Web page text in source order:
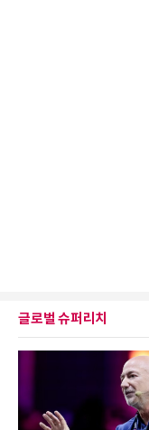
글로벌 슈퍼리치